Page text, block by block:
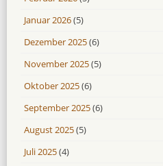
Januar 2026(5)
Dezember 2025(6)
November 2025(5)
Oktober 2025(6)
September 2025(6)
August 2025(5)
Juli 2025(4)